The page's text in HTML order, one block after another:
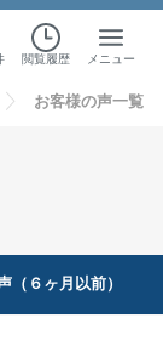
閲覧履歴 メニュー
お客様の声一覧
（６ヶ月以前）